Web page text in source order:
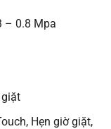
– 0.8 Mpa
Hẹn giờ giặt,